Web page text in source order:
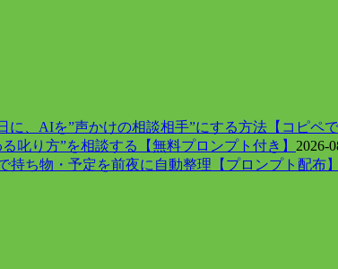
に、AIを”声かけの相談相手”にする方法【コピペ
叱り方”を相談する【無料プロンプト付き】 2026-
ち物・予定を前夜に自動整理【プロンプト配布】